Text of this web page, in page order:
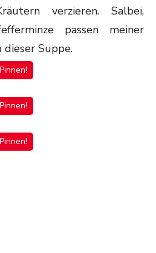
verzieren. Salbei,
passen meiner
dieser Suppe.
Pinnen!
Pinnen!
Pinnen!